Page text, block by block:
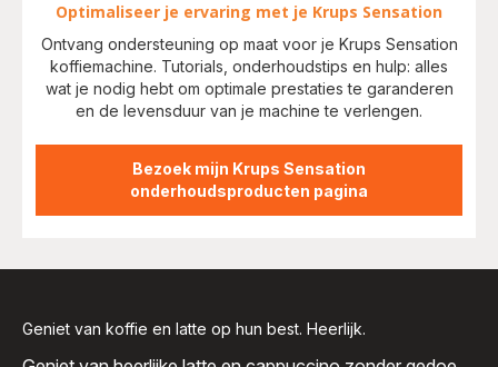
Optimaliseer je ervaring met je Krups Sensation
Ontvang ondersteuning op maat voor je Krups Sensation
koffiemachine. Tutorials, onderhoudstips en hulp: alles
wat je nodig hebt om optimale prestaties te garanderen
en de levensduur van je machine te verlengen.
Bezoek mijn Krups Sensation
onderhoudsproducten pagina
Geniet van koffie en latte op hun best. Heerlijk.